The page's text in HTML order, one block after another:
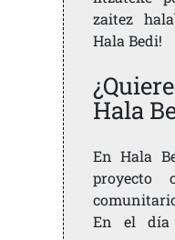
zaitez
Hala Bedi!
Hala
En Hala
proyecto
En el día